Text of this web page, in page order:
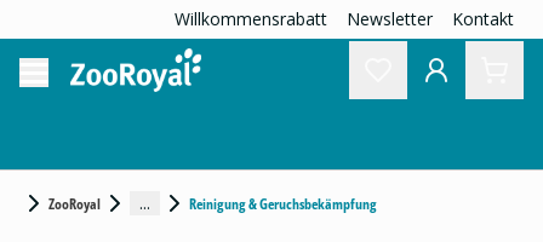
Willkommensrabatt Newsletter Kontakt
ZooRoyal ... Reinigung & Geruchsbekämpfung